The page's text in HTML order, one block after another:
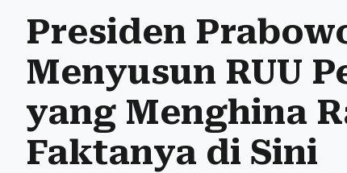
Presiden
Menyusun RUU
yang Menghina
Faktanya di Sini